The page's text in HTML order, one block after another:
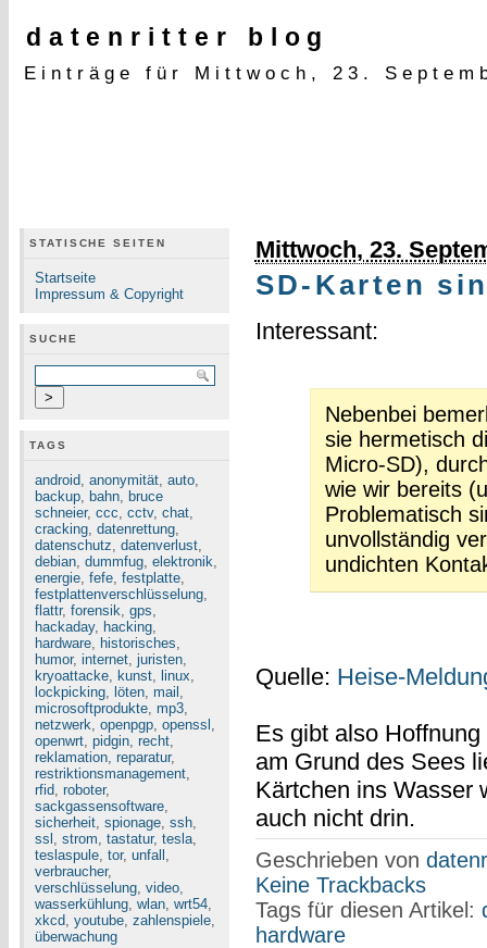
datenritter blog
Einträge für Mittwoch, 23.
STATISCHE SEITEN
Startseite
Impressum & Copyright
SUCHE
TAGS
android, anonymität, auto,
backup, bahn, bruce
schneier, ccc, cctv, chat,
cracking, datenrettung,
datenschutz, datenverlust,
debian, dummfug, elektronik,
energie, fefe, festplatte,
festplattenverschlüsselung,
flattr, forensik, gps,
hackaday, hacking,
hardware, historisches,
humor, internet, juristen,
kryoattacke, kunst, linux,
lockpicking, löten, mail ,
microsoftprodukte, mp3,
netzwerk, openpgp, openssl ,
openwrt, pidgin, recht,
reklamation, reparatur,
restriktionsmanagement,
rfid, roboter,
sackgassensoftware,
sicherheit, spionage, ssh,
ssl , strom, tastatur, tesla,
teslaspule, tor, unfall ,
verbraucher,
verschlüsselung, video,
wasserkühlung, wlan, wrt54,
xkcd, youtube, zahlenspiele,
überwachung
Mittwoch, 23.
SD-Karten
Interessant:
Nebenbei
sie hermetisch
Micro-SD),
wie wir bereits
Problematisch
unvollständig
undichten
Quelle: Heise-
Es gibt also
am Grund des Sees
Kärtchen ins Wasser
auch nicht drin.
Geschrieben von
Keine Trackbacks
Tags für diesen Artikel:
hardware